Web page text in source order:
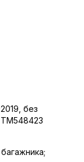
без
TM548423